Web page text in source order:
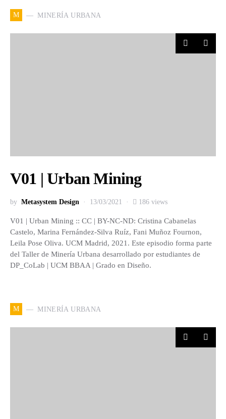
M MINERÍA URBANA
V01 | Urban Mining
by Metasystem Design 13/03/2021 186 views
V01 | Urban Mining :: CC | BY-NC-ND: Cristina Cabanelas
Castelo, Marina Fernández-Silva Ruíz, Fani Muñoz Fournon,
Leila Pose Oliva. UCM Madrid, 2021. Este episodio forma parte
del Taller de Minería Urbana desarrollado por estudiantes de
DP_CoLab | UCM BBAA | Grado en Diseño.
M MINERÍA URBANA